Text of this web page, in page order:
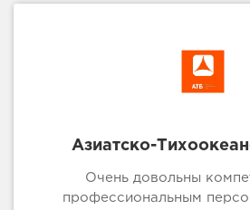
Азиатско-
Очень довольны
профессиональным